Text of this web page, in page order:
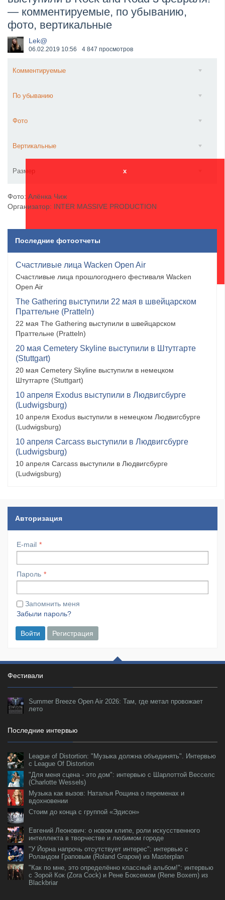
​Anthrax выпустили новый сингл и клип «Everybod...
— комментируемые, по убыванию,
фото, вертикальные
Lek@
06.02.2019 10:56 4 847 просмотров
Комментируемые
По убыванию
Фото
Вертикальные
Размер x
Фото: Алёнка Чиж
Организатор: INTER MASSIVE PRODUCTION
Последние фотоотчеты
Счастливые лица Wacken Open Air
Счастливые лица прошлогоднего фестиваля Wacken
Open Air
The Gathering выступили 22 мая в швейцарском
Праттельне (Pratteln)
22 мая The Gathering выступили в швейцарском
Праттельне (Pratteln)
20 мая Cemetery Skyline выступили в Штутгарте
(Stuttgart)
20 мая Cemetery Skyline выступили в немецком
Штутгарте (Stuttgart)
10 апреля Exodus выступили в Людвигсбурге
(Ludwigsburg)
10 апреля Exodus выступили в немецком Людвигсбурге
(Ludwigsburg)
10 апреля Carcass выступили в Людвигсбурге
(Ludwigsburg)
10 апреля Carcass выступили в Людвигсбурге
(Ludwigsburg)
Авторизация
E-mail
Пароль
Запомнить меня
Забыли пароль?
Войти Регистрация
Фестивали
Summer Breeze Open Air 2026: Там, где метал провожает
лето
Последние интервью
League of Distortion: "Музыка должна объединять". Интервью
с League Of Distortion
"Для меня сцена - это дом": интервью с Шарлоттой Весселс
(Charlotte Wessels)
Музыка как вызов: Наталья Рощина о переменах и
вдохновении
Стоим до конца с группой «Эдисон»
Евгений Леонович: о новом клипе, роли искусственного
интеллекта в творчестве и любимом городе
"У Йорна напрочь отсутствует интерес": интервью с
Роландом Граповым (Roland Grapow) из Masterplan
"Как по мне, это определённо классный альбом!": интервью
с Зорой Кок (Zora Cock) и Рене Боксемом (Rene Boxem) из
Blackbriar